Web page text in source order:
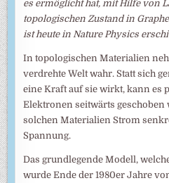
es ermöglicht hat, mit Hilfe von
topologischen Zustand in
ist heute in Nature Physics
In topologischen Materialien
verdrehte Welt wahr. Statt sich
eine Kraft auf sie wirkt, kann es
Elektronen seitwärts
solchen Materialien Strom
Spannung.
Das grundlegende Modell,
wurde Ende der 1980er Jahre